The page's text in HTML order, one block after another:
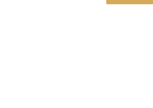
Οικονομία